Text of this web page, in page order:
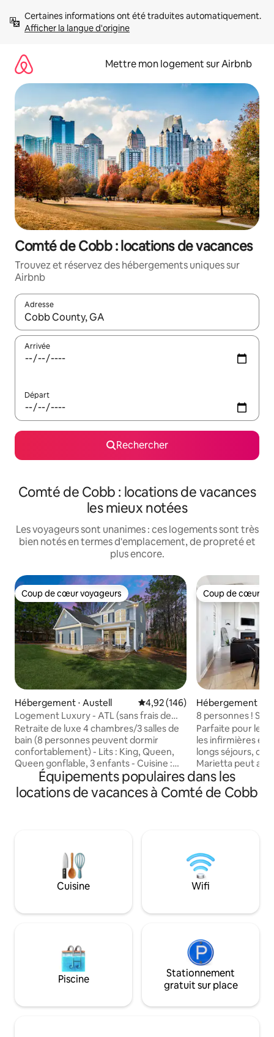
directement
Afficher la langue d'origine
Mettre mon logement sur Airbnb
Comté de Cobb : locations de vacances
Trouvez et réservez des hébergements uniques sur
Airbnb
Adresse
Lorsque les résultats s'affichent, utilisez les flèches vers le
Arrivée
Départ
Rechercher
Comté de Cobb : locations de vacances
les mieux notées
Les voyageurs sont unanimes : ces logements sont très
bien notés en termes d'emplacement, de propreté et
plus encore.
Coup de cœur voyageurs
Coup de cœur voyageurs
Hébergement ⋅ Austell Évaluation moyenne sur la
4,92 (146)
Logement Luxury - ATL (sans frais de
ménage !)
Retraite de luxe 4 chambres/3 salles de
bain (8 personnes peuvent dormir
confortablement) - Lits : King, Queen,
Queen gonflable, 3 enfants - Cuisine :
grande, entièrement équipée avec
machine à café - Jardin : porche grillagé
et cour privée et clôturée - Bureau :
divertissement. - Chargeur pour
véhicule électrique : Tesla/Universel
- Confidentialité : exclusif au bout de la
route et pas d'association de
animaux acceptés avec portes pour
The Battery et plus encore
Coup de cœur
Coup de cœur
Hébergement ⋅
8 personnes !
Jardin
Parfaite pour les
les infirmières en
longs séjours,
Marietta peut
offre une
téléviseurs
confortable, une
de Marietta
restaurants, des
et à seulement
Park, The Battery
dispose
quartier calme et
Équipements populaires dans les
locations de vacances à Comté de Cobb
Cuisine Wifi
Piscine
Stationnement
gratuit sur place